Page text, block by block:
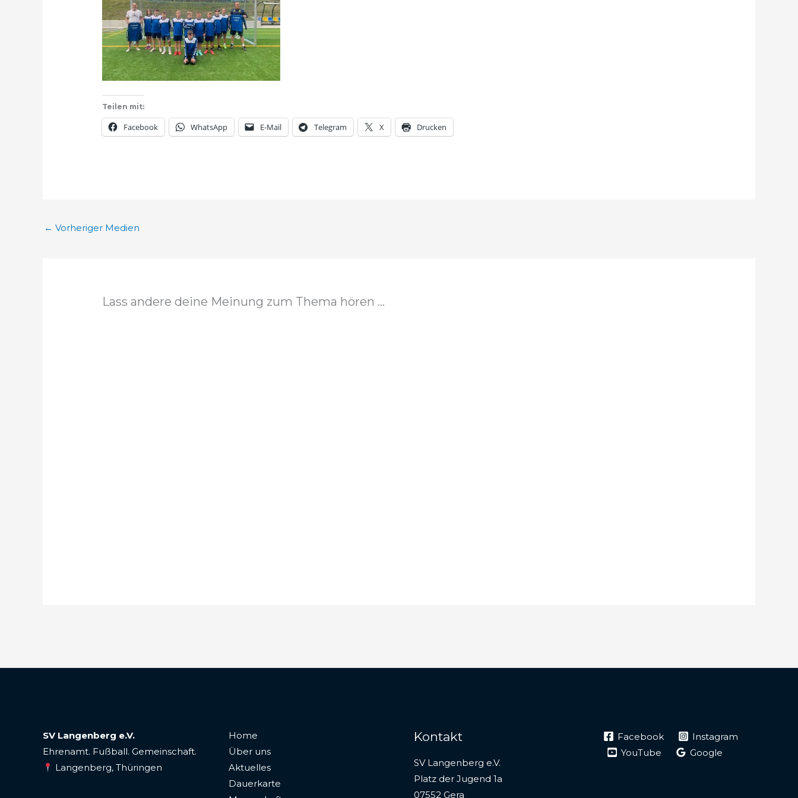
Teilen mit:
Facebook WhatsApp E-Mail Telegram X Drucken
← Vorheriger Medien
Lass andere deine Meinung zum Thema hören ...
SV Langenberg e.V.
Ehrenamt. Fußball. Gemeinschaft.
Langenberg, Thüringen
Home
Über uns
Aktuelles
Dauerkarte
Kontakt
SV Langenberg e.V.
Platz der Jugend 1a
07552 Gera
Facebook
Instagram
YouTube
Google